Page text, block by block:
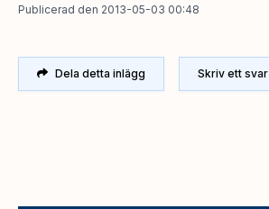
Publicerad den 2013-05-03 00:48
Dela detta inlägg Skriv ett svar